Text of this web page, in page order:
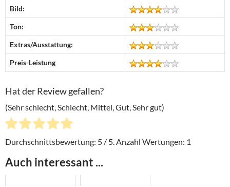
Bild:
Ton:
Extras/Ausstattung:
Preis-Leistung
Hat der Review gefallen?
(Sehr schlecht, Schlecht, Mittel, Gut, Sehr gut)
Durchschnittsbewertung: 5 / 5. Anzahl Wertungen: 1
Auch interessant ...